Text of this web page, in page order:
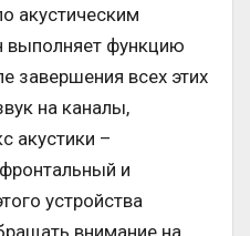
акустическим
выполняет функцию
завершения всех этих
на каналы,
акустики –
и
устройства